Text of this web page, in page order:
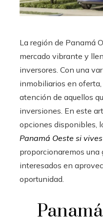
La región de Panamá
mercado vibrante y
inversores. Con una
inmobiliarios en
atención de aquellos
inversiones. En este
opciones disponibles,
Panamá Oeste si
proporcionaremos una
interesados en
oportunidad.